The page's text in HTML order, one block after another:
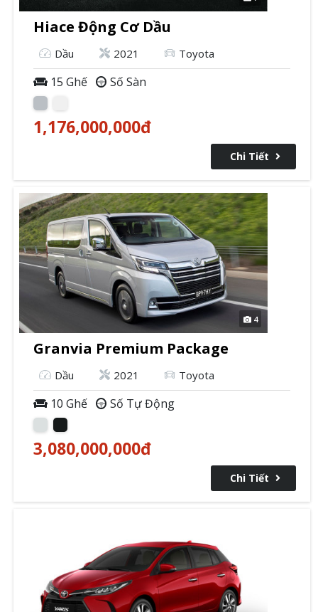
Hiace Động Cơ Dầu
Dầu 2021 Toyota
15 Ghế Số Sàn
1,176,000,000đ
Chi Tiết
4
Granvia Premium Package
Dầu 2021 Toyota
10 Ghế Số Tự Động
3,080,000,000đ
Chi Tiết